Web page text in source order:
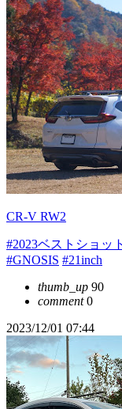
CR-V RW2
#2023ベストショッ
#GNOSIS #21inch
thumb_up 90
comment0
2023/12/01 07:44